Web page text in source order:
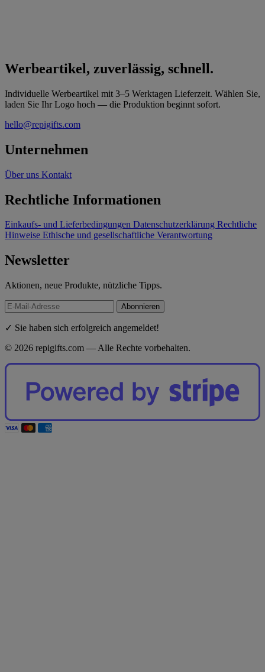
Werbeartikel, zuverlässig, schnell.
Individuelle Werbeartikel mit 3–5 Werktagen Lieferzeit. Wählen Sie,
laden Sie Ihr Logo hoch — die Produktion beginnt sofort.
hello@repigifts.com
Unternehmen
Über uns Kontakt
Rechtliche Informationen
Einkaufs- und Lieferbedingungen Datenschutzerklärung Rechtliche
Hinweise Ethische und gesellschaftliche Verantwortung
Newsletter
Aktionen, neue Produkte, nützliche Tipps.
Abonnieren
✓ Sie haben sich erfolgreich angemeldet!
© 2026 repigifts.com — Alle Rechte vorbehalten.